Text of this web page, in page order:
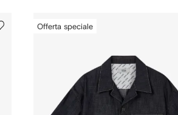
Offerta speciale